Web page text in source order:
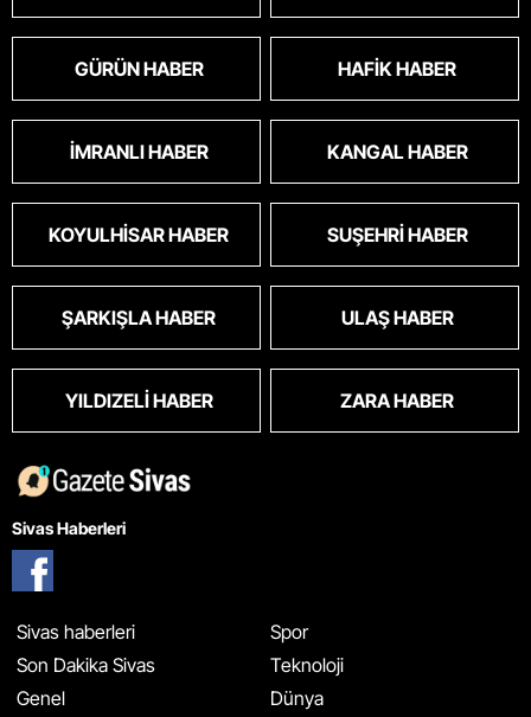
GÜRÜN HABER HAFIK HABER
İMRANLI HABER KANGAL HABER
KOYULHISAR HABER SUŞEHRI HABER
ŞARKIŞLA HABER ULAŞ HABER
YILDIZELI HABER ZARA HABER
Sivas Haberleri
Sivas haberleri
Son Dakika Sivas
Genel
Spor
Teknoloji
Dünya